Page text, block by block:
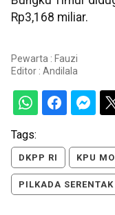
Rp3,168 miliar.
Pewarta : Fauzi
Editor : Andilala
Tags:
DKPP RI KPU
PILKADA SERENTAK